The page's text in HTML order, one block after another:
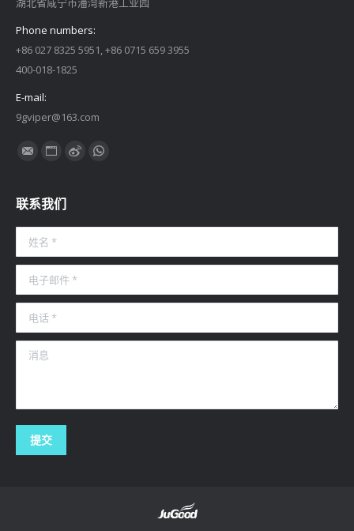
Phone numbers:
+86 027 8325 5951, +86 0715 659 3955
400-018-1825
E-mail:
9gviper@163.com
找到我们：
WebsiteWeiboWhatsapp
联系我们
姓名 *
电子邮件 *
电话 *
消息
提交